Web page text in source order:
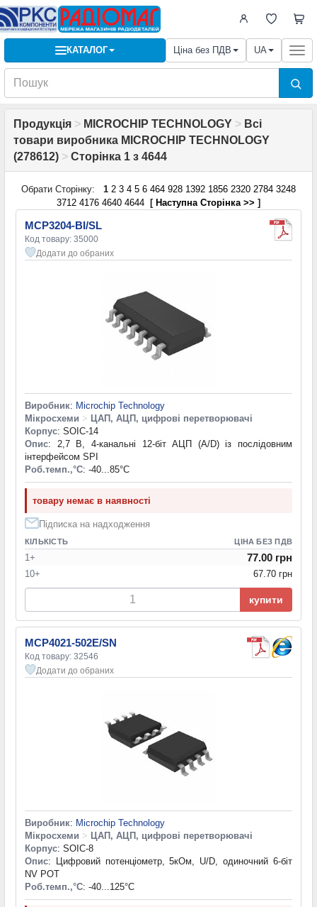
КАТАЛОГ Ціна без ПДВ UA
Продукція > MICROCHIP TECHNOLOGY > Всі
товари виробника MICROCHIP TECHNOLOGY
(278612) > Сторінка 1 з 4644
Обрати Сторінку: 1 2 3 4 5 6 464 928 1392 1856 2320 2784 3248
3712 4176 4640 4644 [ Наступна Сторінка >> ]
MCP3204-BI/SL
Код товару: 35000
Додати до обраних
Виробник: Microchip Technology
Мікросхеми > ЦАП, АЦП, цифрові перетворювачі
Корпус: SOIC-14
Опис: 2,7 В, 4-канальні 12-біт АЦП (A/D) із послідовним
інтерфейсом SPI
Роб.темп.,°С: -40...85°С
товару немає в наявності
Підписка на надходження
КІЛЬКІСТЬ ЦІНА БЕЗ ПДВ
1+ 77.00 грн
10+ 67.70 грн
купити
MCP4021-502E/SN
Код товару: 32546
Додати до обраних
Виробник: Microchip Technology
Мікросхеми > ЦАП, АЦП, цифрові перетворювачі
Корпус: SOIC-8
Опис: Цифровий потенціометр, 5кОм, U/D, одиночний 6-біт
NV POT
Роб.темп.,°С: -40...125°С